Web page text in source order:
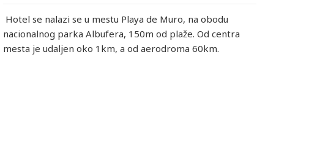
Hotel se nalazi se u mestu Playa de Muro, na obodu
nacionalnog parka Albufera, 150m od plaže. Od centra
mesta je udaljen oko 1km, a od aerodroma 60km.